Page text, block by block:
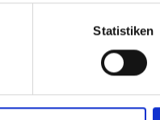
Statistiken